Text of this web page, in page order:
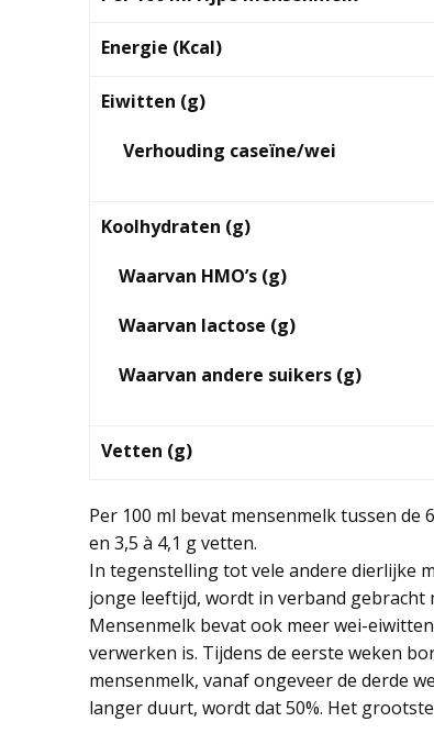
Energie (Kcal)
Eiwitten (g)
Verhouding caseïne/wei
Koolhydraten (g)
Waarvan HMO’s (g)
Waarvan lactose (g)
Waarvan andere suikers (g)
Vetten (g)
Per 100 ml bevat mensenmelk tussen
en 3,5 à 4,1 g vetten.
In tegenstelling tot vele andere dierlijke
jonge leeftijd, wordt in verband
Mensenmelk bevat ook meer wei-
verwerken is. Tijdens de eerste weken
mensenmelk, vanaf ongeveer de derde
langer duurt, wordt dat 50%. Het